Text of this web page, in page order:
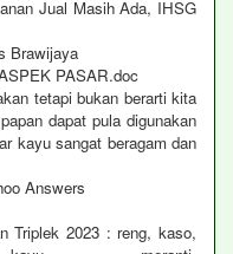
Jual Masih Ada, IHSG
Brawijaya
PASAR.doc
tetapi bukan berarti kita
dapat pula digunakan
kayu sangat beragam dan
Answers
2023 : reng, kaso,